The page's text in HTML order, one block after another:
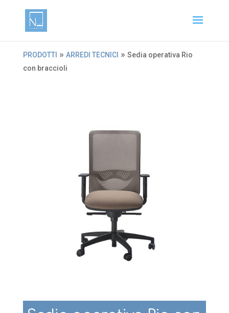
PRODOTTI » ARREDI TECNICI » Sedia operativa Rio
con braccioli